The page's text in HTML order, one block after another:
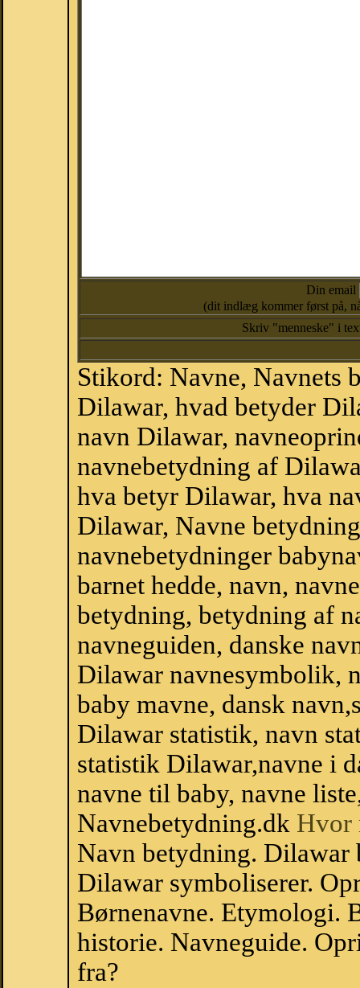
Din email
(dit indlæg kommer først på,
Skriv "menneske" i
Stikord: Navne, Navnets
Dilawar, hvad betyder
navn Dilawar,
navnebetydning af
hva betyr Dilawar, hva
Dilawar, Navne
navnebetydninger
barnet hedde, navn,
betydning, betydning af
navneguiden, danske
Dilawar navnesymbolik,
baby mavne, dansk
Dilawar statistik, navn
statistik Dilawar,navne i
navne til baby, navne
Navnebetydning.dk Hvor
Navn betydning.
Dilawar symboliserer.
Børnenavne. Etymologi.
historie. Navneguide.
fra?